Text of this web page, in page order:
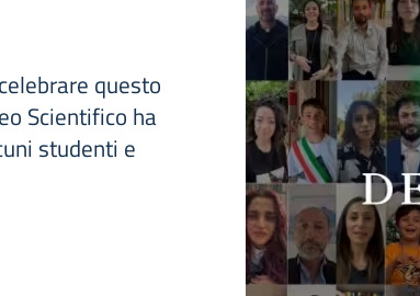
questo
Scientifico ha
studenti e